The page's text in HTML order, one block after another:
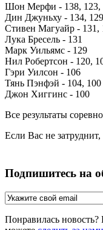
Шон Мерфи - 138, 123,
Дин Джуньху - 134,
Стивен Магуайр - 131,
Лука Бресель - 131
Марк Уильямс - 129
Нил Робертсон - 120,
Гэри Уилсон - 106
Тянь Пэнфэй - 104, 100
Джон Хиггинс - 100
Все результаты
Если Вас не
Подпишитесь на
Понравилась